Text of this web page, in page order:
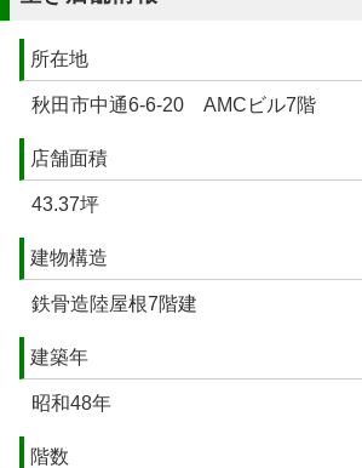
所在地
秋田市中通6-6-20 AMCビル7階
店舗面積
43.37坪
建物構造
鉄骨造陸屋根7階建
建築年
昭和48年
階数